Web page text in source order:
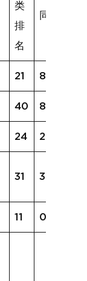
类
排
名
同类均值
21 85%
40 86.8g
24 204kJ
31 3.2g
11 0.4g